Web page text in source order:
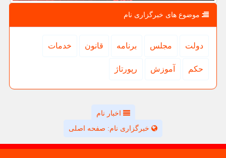
موضوع های خبرگزاری نام
دولت مجلس برنامه قانون خدمات
حكم آموزش رپورتاژ
اخبار نام
خبرگزاری نام: صفحه اصلی